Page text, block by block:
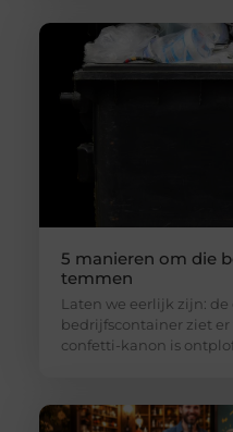
5 manieren om die
temmen
Laten we eerlijk zijn:
bedrijfscontainer ziet er
confetti-kanon is